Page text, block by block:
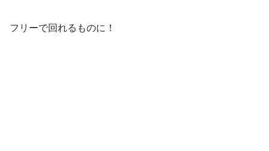
フリーで回れるものに！